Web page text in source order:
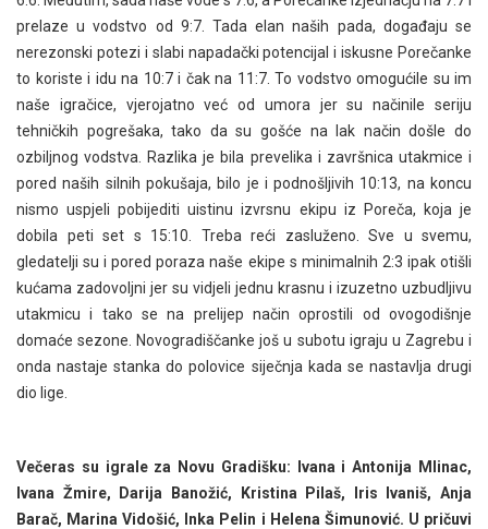
prelaze u vodstvo od 9:7. Tada elan naših pada, događaju se
nerezonski potezi i slabi napadački potencijal i iskusne Porečanke
to koriste i idu na 10:7 i čak na 11:7. To vodstvo omogućile su im
naše igračice, vjerojatno već od umora jer su načinile seriju
tehničkih pogrešaka, tako da su gošće na lak način došle do
ozbiljnog vodstva. Razlika je bila prevelika i završnica utakmice i
pored naših silnih pokušaja, bilo je i podnošljivih 10:13, na koncu
nismo uspjeli pobijediti uistinu izvrsnu ekipu iz Poreča, koja je
dobila peti set s 15:10. Treba reći zasluženo. Sve u svemu,
gledatelji su i pored poraza naše ekipe s minimalnih 2:3 ipak otišli
kućama zadovoljni jer su vidjeli jednu krasnu i izuzetno uzbudljivu
utakmicu i tako se na prelijep način oprostili od ovogodišnje
domaće sezone. Novogradiščanke još u subotu igraju u Zagrebu i
onda nastaje stanka do polovice siječnja kada se nastavlja drugi
dio lige.
Večeras su igrale za Novu Gradišku: Ivana i Antonija Mlinac,
Ivana Žmire, Darija Banožić, Kristina Pilaš, Iris Ivaniš, Anja
Barač, Marina Vidošić, Inka Pelin i Helena Šimunović. U pričuvi